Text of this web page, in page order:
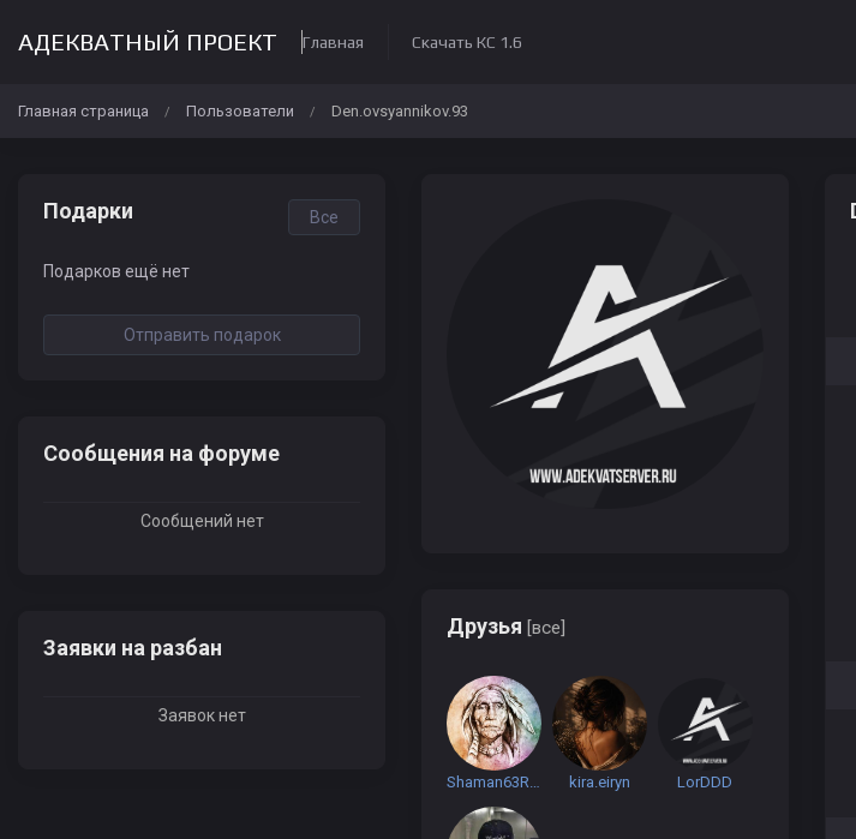
АДЕКВАТНЫЙ ПРОЕКТ Главная Скачать КС 1.6
Главная страница / Пользователи / Den.ovsyannikov.93
Друзья [все]
Shaman63Rus kira.eiryn LorDDD
Подарки Все
Подарков ещё нет
Отправить подарок
Сообщения на форуме
Сообщений нет
Заявки на разбан
Заявок нет